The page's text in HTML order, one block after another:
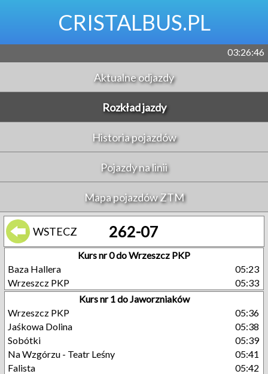
CRISTALBUS.PL
03:26:47
Aktualne odjazdy
Rozkład jazdy
Historia pojazdów
Pojazdy na linii
Mapa pojazdów ZTM
WSTECZ 262-07
Kurs nr 0 do Wrzeszcz PKP
Baza Hallera
05:23
Wrzeszcz PKP
05:33
Kurs nr 1 do Jaworzniaków
Wrzeszcz PKP
05:36
Jaśkowa Dolina
05:38
Sobótki
05:39
Na Wzgórzu - Teatr Leśny
05:41
Falista
05:42